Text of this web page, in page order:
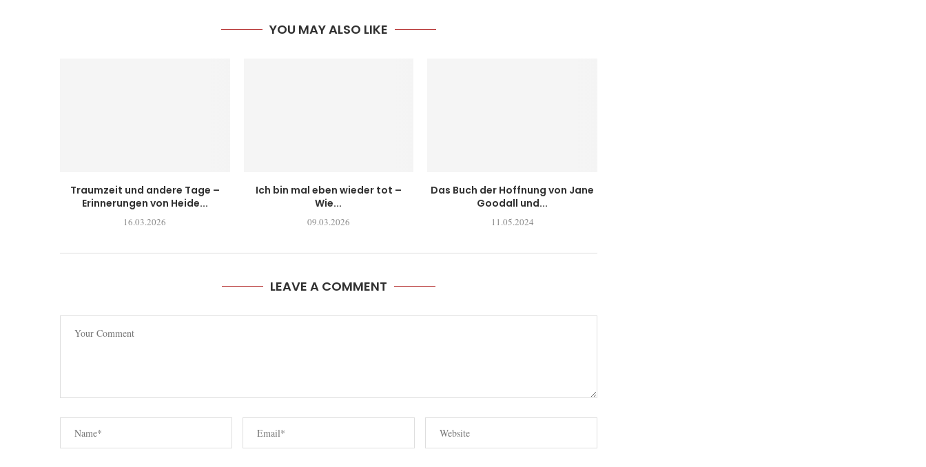
YOU MAY ALSO LIKE
Traumzeit und andere Tage –
Erinnerungen von Heide...
16.03.2026
Ich bin mal eben wieder tot –
Wie...
09.03.2026
Das Buch der Hoffnung von Jane
Goodall und...
11.05.2024
LEAVE A COMMENT